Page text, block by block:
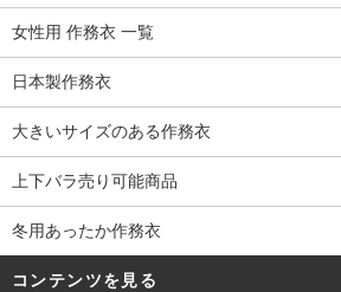
女性用 作務衣 一覧
日本製作務衣
大きいサイズのある作務衣
上下バラ売り可能商品
冬用あったか作務衣
コンテンツを見る